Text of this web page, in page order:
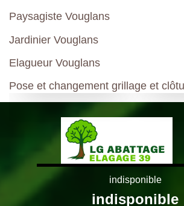
Paysagiste Vouglans
Jardinier Vouglans
Elagueur Vouglans
Pose et changement grillage et
indisponible
indisponible